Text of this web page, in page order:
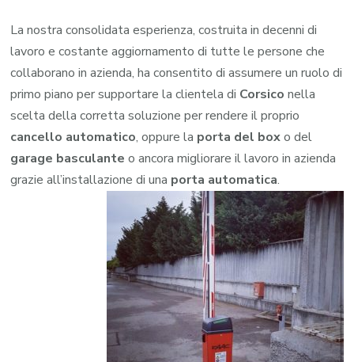
La nostra consolidata esperienza, costruita in decenni di
lavoro e costante aggiornamento di tutte le persone che
collaborano in azienda, ha consentito di assumere un ruolo di
primo piano per supportare la clientela di Corsico nella
scelta della corretta soluzione per rendere il proprio
cancello automatico, oppure la porta del boxo del
garage basculante o ancora migliorare il lavoro in azienda
grazie all’installazione di una porta automatica.